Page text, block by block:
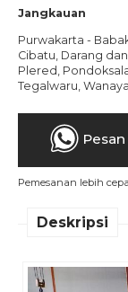
Jangkauan
Purwakarta -
Cibatu, Darang
Plered,
Tegalwaru,
Pesan
Pemesanan lebih
Deskripsi